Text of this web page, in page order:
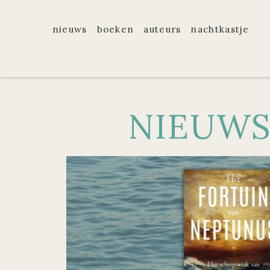
nieuws boeken auteurs nachtkastje